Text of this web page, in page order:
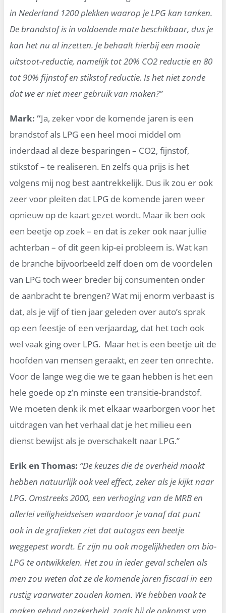
in Nederland 1200 plekken waarop je LPG kan tanken.
De brandstof is in voldoende mate beschikbaar, dus je
kan het nu al inzetten. Je behaalt hierbij een mooie
uitstoot-reductie, namelijk tot 20% CO2 reductie en 80
tot 90% fijnstof en stikstof reductie. Is het niet zonde
dat we er niet meer gebruik van maken?”
Mark: “Ja, zeker voor de komende jaren is een
brandstof als LPG een heel mooi middel om
inderdaad al deze besparingen – CO2, fijnstof,
stikstof – te realiseren. En zelfs qua prijs is het
volgens mij nog best aantrekkelijk. Dus ik zou er ook
zeer voor pleiten dat LPG de komende jaren weer
opnieuw op de kaart gezet wordt. Maar ik ben ook
een beetje op zoek – en dat is zeker ook naar jullie
achterban – of dit geen kip-ei probleem is. Wat kan
de branche bijvoorbeeld zelf doen om de voordelen
van LPG toch weer breder bij consumenten onder
de aanbracht te brengen? Wat mij enorm verbaast is
dat, als je vijf of tien jaar geleden over auto’s sprak
op een feestje of een verjaardag, dat het toch ook
wel vaak ging over LPG. Maar het is een beetje uit de
hoofden van mensen geraakt, en zeer ten onrechte.
Voor de lange weg die we te gaan hebben is het een
hele goede op z’n minste een transitie-brandstof.
We moeten denk ik met elkaar waarborgen voor het
uitdragen van het verhaal dat je het milieu een
dienst bewijst als je overschakelt naar LPG.”
Erik en Thomas: “De keuzes die de overheid maakt
hebben natuurlijk ook veel effect, zeker als je kijkt naar
LPG. Omstreeks 2000, een verhoging van de MRB en
allerlei veiligheidseisen waardoor je vanaf dat punt
ook in de grafieken ziet dat autogas een beetje
weggepest wordt. Er zijn nu ook mogelijkheden om bio-
LPG te ontwikkelen. Het zou in ieder geval schelen als
men zou weten dat ze de komende jaren fiscaal in een
rustig vaarwater zouden komen. We hebben vaak te